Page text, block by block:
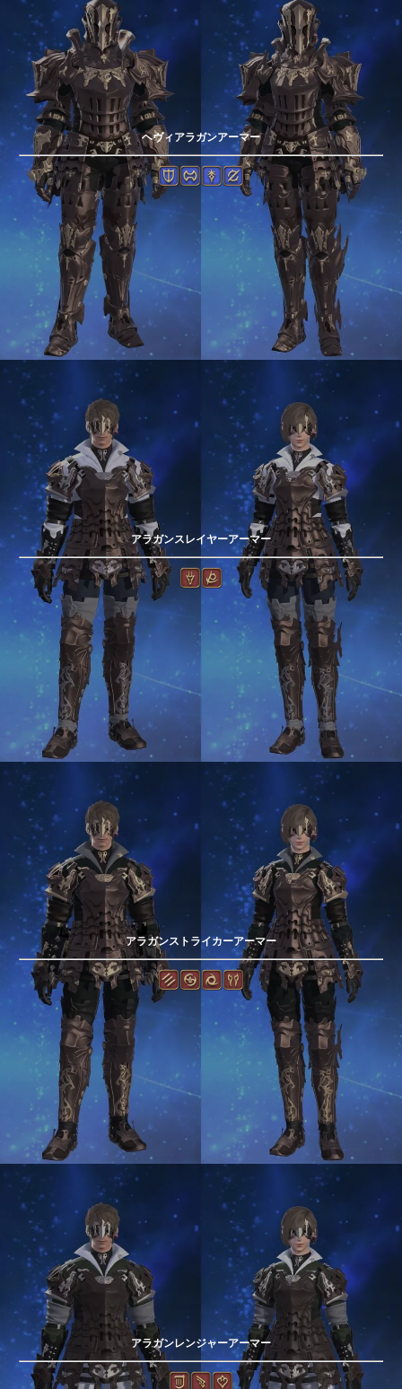
ヘヴィアラガンアーマー
アラガンスレイヤーアーマー
アラガンストライカーアーマー
アラガンレンジャーアーマー